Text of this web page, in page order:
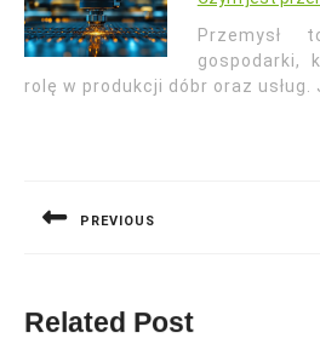
Przemysł
gospodarki,
rolę w produkcji dóbr oraz usług.
PREVIOUS
Related Post